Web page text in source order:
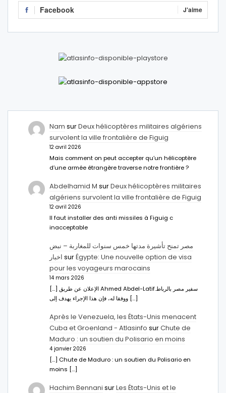
Facebook J'aime
Nam surDeux hélicoptères militaires algériens
survolent la ville frontalière de Figuig
12 avril 2026
Mais comment on peut accepter qu’un hélicoptère
d’une armée étrangère traverse notre frontière ?
Abdelhamid M surDeux hélicoptères militaires
algériens survolent la ville frontalière de Figuig
12 avril 2026
Il faut installer des anti missiles à Figuig c
inacceptable
مصر تمنح تأشيرة مدتها خمس سنوات للمغاربة – نبض
اخبار surÉgypte: Une nouvelle option de visa
pour les voyageurs marocains
14 mars 2026
[…] الإعلان عن طريق Ahmed Abdel-Latifسفير مصر بالرباط.
ووفقا له، فإن هذا الإجراء يهدف إلى […]
Après le Venezuela, les États-Unis menacent
Cuba et Groenland - Atlasinfo surChute de
Maduro : un soutien du Polisario en moins
4 janvier 2026
[…] Chute de Maduro : un soutien du Polisario en
moins […]
Hachim Bennani surLes États-Unis et le